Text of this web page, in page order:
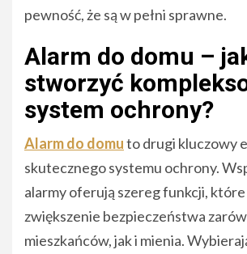
pewność, że są w pełni sprawne.
Alarm do domu –
stworzyć
system ochrony?
Alarm do domuto drugi kluczowy
skutecznego systemu ochrony.
alarmy oferują szereg funkcji, które
zwiększenie bezpieczeństwa
mieszkańców, jak i mienia.